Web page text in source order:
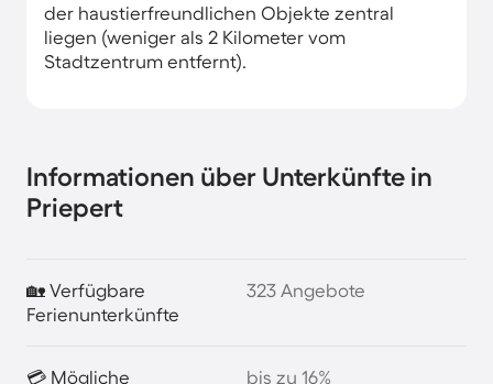
der haustierfreundlichen Objekte zentral
liegen (weniger als 2 Kilometer vom
Stadtzentrum entfernt).
Informationen über Unterkünfte in
Priepert
🏡 Verfügbare
Ferienunterkünfte
323 Angebote
💳 Mögliche
bis zu 16%